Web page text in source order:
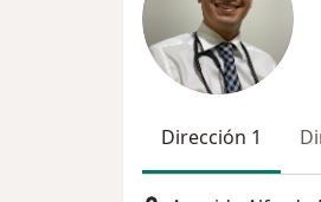
Dirección 1